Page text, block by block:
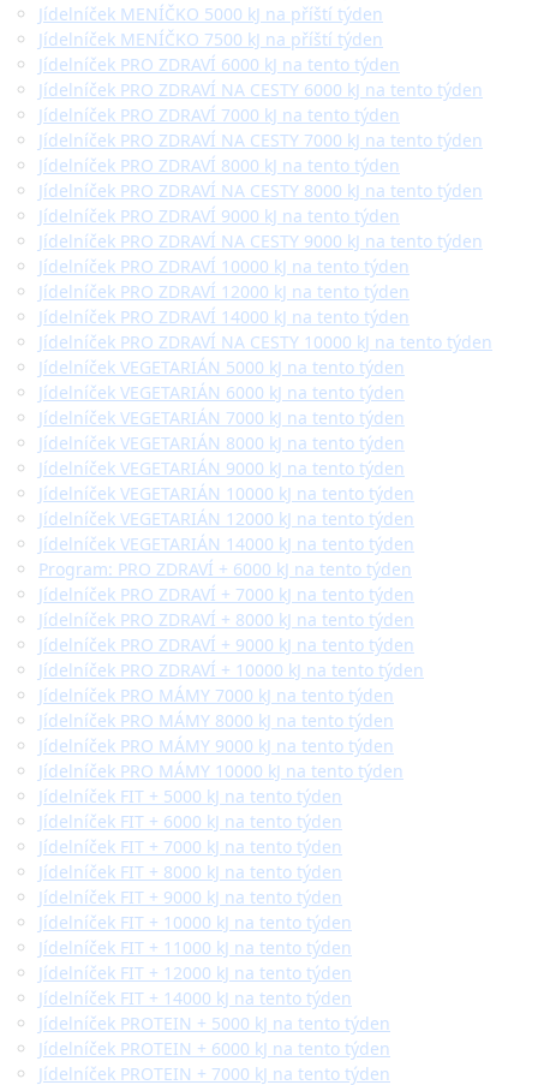
Jídelníček MENÍČKO 5000 kJ na příští týden
Jídelníček MENÍČKO 7500 kJ na příští týden
Jídelníček PRO ZDRAVÍ 6000 kJ na tento týden
Jídelníček PRO ZDRAVÍ NA CESTY 6000 kJ na tento týden
Jídelníček PRO ZDRAVÍ 7000 kJ na tento týden
Jídelníček PRO ZDRAVÍ NA CESTY 7000 kJ na tento týden
Jídelníček PRO ZDRAVÍ 8000 kJ na tento týden
Jídelníček PRO ZDRAVÍ NA CESTY 8000 kJ na tento týden
Jídelníček PRO ZDRAVÍ 9000 kJ na tento týden
Jídelníček PRO ZDRAVÍ NA CESTY 9000 kJ na tento týden
Jídelníček PRO ZDRAVÍ 10000 kJ na tento týden
Jídelníček PRO ZDRAVÍ 12000 kJ na tento týden
Jídelníček PRO ZDRAVÍ 14000 kJ na tento týden
Jídelníček PRO ZDRAVÍ NA CESTY 10000 kJ na tento týden
Jídelníček VEGETARIÁN 5000 kJ na tento týden
Jídelníček VEGETARIÁN 6000 kJ na tento týden
Jídelníček VEGETARIÁN 7000 kJ na tento týden
Jídelníček VEGETARIÁN 8000 kJ na tento týden
Jídelníček VEGETARIÁN 9000 kJ na tento týden
Jídelníček VEGETARIÁN 10000 kJ na tento týden
Jídelníček VEGETARIÁN 12000 kJ na tento týden
Jídelníček VEGETARIÁN 14000 kJ na tento týden
Program: PRO ZDRAVÍ + 6000 kJ na tento týden
Jídelníček PRO ZDRAVÍ + 7000 kJ na tento týden
Jídelníček PRO ZDRAVÍ + 8000 kJ na tento týden
Jídelníček PRO ZDRAVÍ + 9000 kJ na tento týden
Jídelníček PRO ZDRAVÍ + 10000 kJ na tento týden
Jídelníček PRO MÁMY 7000 kJ na tento týden
Jídelníček PRO MÁMY 8000 kJ na tento týden
Jídelníček PRO MÁMY 9000 kJ na tento týden
Jídelníček PRO MÁMY 10000 kJ na tento týden
Jídelníček FIT + 5000 kJ na tento týden
Jídelníček FIT + 6000 kJ na tento týden
Jídelníček FIT + 7000 kJ na tento týden
Jídelníček FIT + 8000 kJ na tento týden
Jídelníček FIT + 9000 kJ na tento týden
Jídelníček FIT + 10000 kJ na tento týden
Jídelníček FIT + 11000 kJ na tento týden
Jídelníček FIT + 12000 kJ na tento týden
Jídelníček FIT + 14000 kJ na tento týden
Jídelníček PROTEIN + 5000 kJ na tento týden
Jídelníček PROTEIN + 6000 kJ na tento týden
Jídelníček PROTEIN + 7000 kJ na tento týden